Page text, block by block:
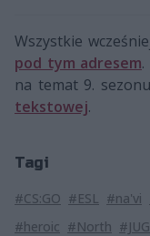
Wszystkie
pod tym adresem
na temat 9.
tekstowej.
Tagi
#CS:GO #ESL #na'vi
#heroic #North